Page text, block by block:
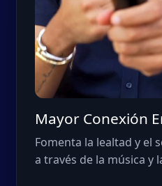
Mayor Conexión
Fomenta la lealtad y el
a través de la música y